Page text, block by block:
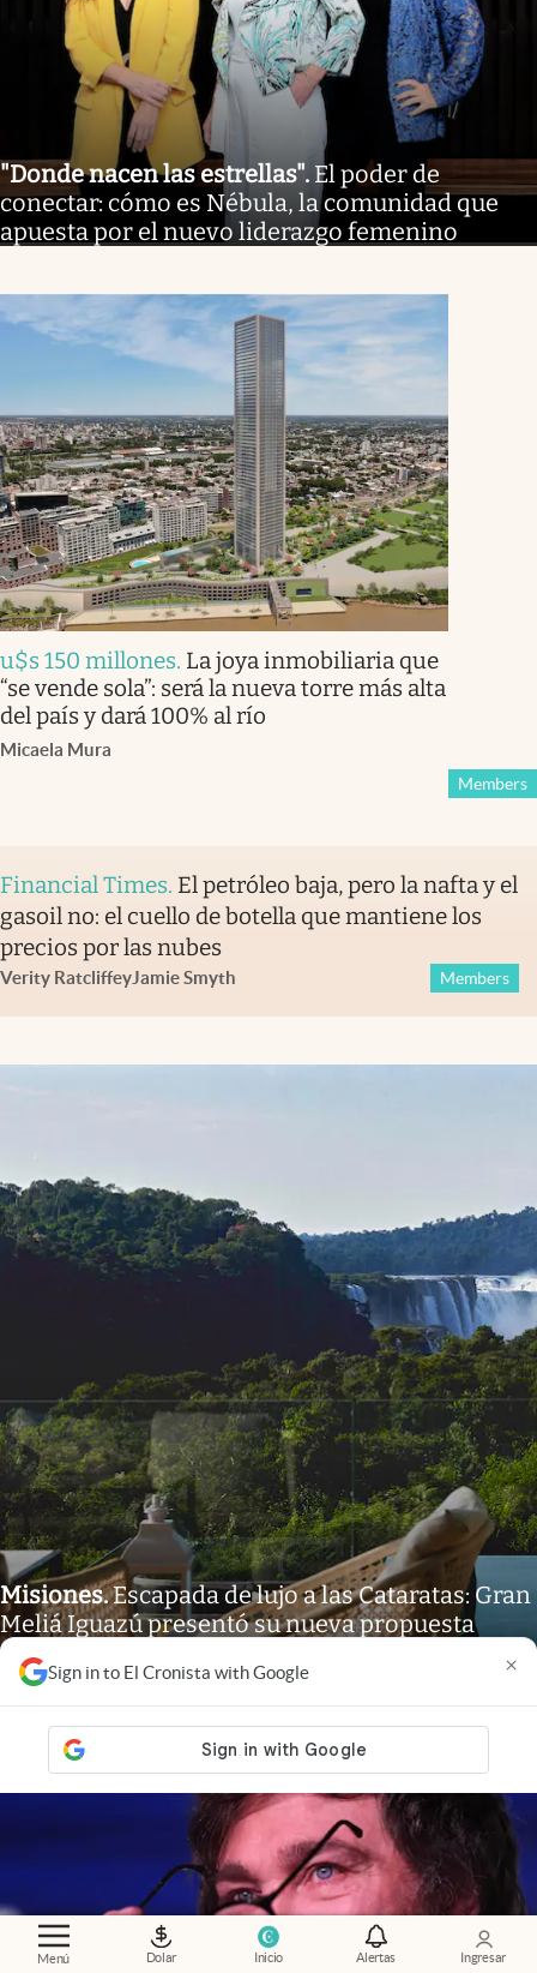
Menú Dolar Inicio Alertas Ingresar
Sign in to El Cronista with Google ×
"Donde nacen las estrellas". El poder de
conectar: cómo es Nébula, la comunidad que
apuesta por el nuevo liderazgo femenino
u$s 150 millones. La joya inmobiliaria que
“se vende sola”: será la nueva torre más alta
del país y dará 100% al río
Micaela Mura
Members
Financial Times. El petróleo baja, pero la nafta y el
gasoil no: el cuello de botella que mantiene los
precios por las nubes
Verity RatcliffeyJamie Smyth Members
Misiones.Escapada de lujo a las Cataratas: Gran
Meliá Iguazú presentó su nueva propuesta
gastronómica
Luz De Sousa Quintas